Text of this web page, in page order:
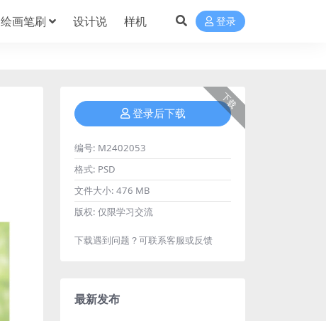
绘画笔刷 设计说 样机 登录
下载
登录后下载
编号: M2402053
格式: PSD
文件大小: 476 MB
版权: 仅限学习交流
下载遇到问题？可联系客服或反馈
最新发布